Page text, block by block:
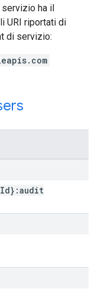
ha il
URI riportati di
di servizio:
Id}:audit